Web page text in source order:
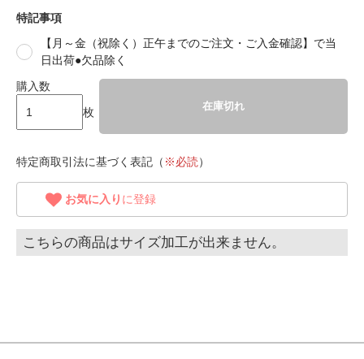
特記事項
【月～金（祝除く）正午までのご注文・ご入金確認】で当
日出荷●欠品除く
購入数
枚
在庫切れ
特定商取引法に基づく表記（ ※必読）
お気に入り に登録
こちらの商品はサイズ加工が出来ません。